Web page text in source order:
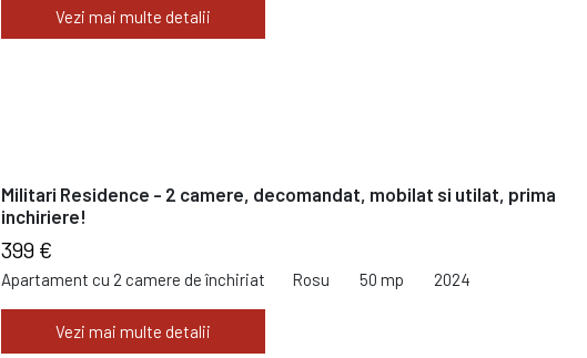
Vezi mai multe detalii
Militari Residence - 2 camere, decomandat, mobilat si utilat, prima
inchiriere!
399 €
Apartament cu 2 camere de închiriat Rosu 50 mp 2024
Vezi mai multe detalii